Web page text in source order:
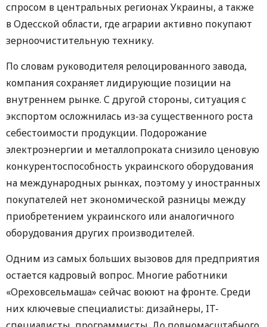
спросом в центральных регионах Украины, а также
в Одесской области, где аграрии активно покупают
зерноочистительную технику.
По словам руководителя релоцированного завода,
компания сохраняет лидирующие позиции на
внутреннем рынке. С другой стороны, ситуация с
экспортом осложнилась из-за существенного роста
себестоимости продукции. Подорожание
электроэнергии и металлопроката снизило ценовую
конкурентоспособность украинского оборудования
на международных рынках, поэтому у иностранных
покупателей нет экономической разницы между
приобретением украинского или аналогичного
оборудования других производителей.
Одним из самых больших вызовов для предприятия
остается кадровый вопрос. Многие работники
«Ореховсельмаша» сейчас воюют на фронте. Среди
них ключевые специалисты: дизайнеры, IT-